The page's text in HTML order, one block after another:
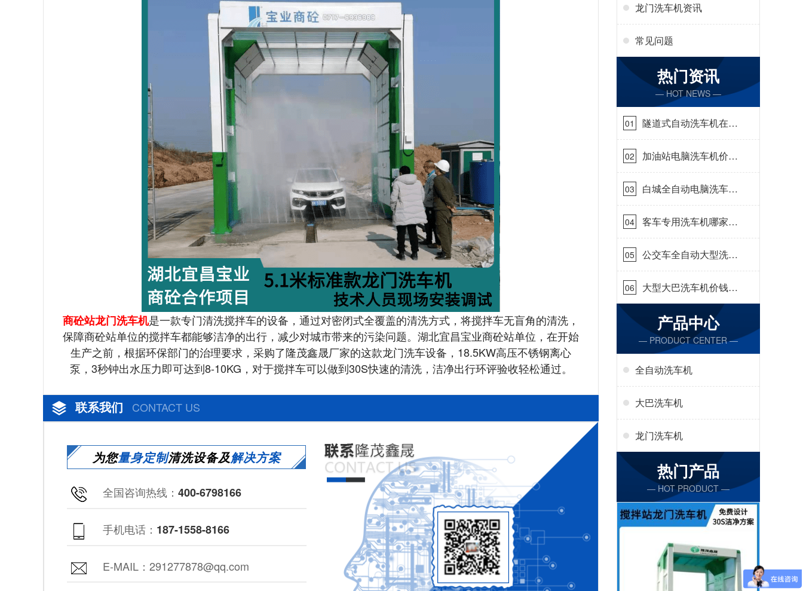
商砼站龙门洗车机是一款专门清洗搅拌车的设备，通过对密闭式全覆盖的清洗方式，将搅拌车无盲角的清洗，
保障商砼站单位的搅拌车都能够洁净的出行，减少对城市带来的污染问题。湖北宜昌宝业商砼站单位，在开始
生产之前，根据环保部门的治理要求，采购了隆茂鑫晟厂家的这款龙门洗车设备，18.5KW高压不锈钢离心
泵，3秒钟出水压力即可达到8-10KG，对于搅拌车可以做到30S快速的清洗，洁净出行环评验收轻松通过。
联系我们 CONTACT US
为您量身定制清洗设备及解决方案
全国咨询热线： 400-6798166
手机电话： 187-1558-8166
E-MAIL：291277878@qq.com
龙门洗车机资讯
常见问题
热门资讯
— HOT NEWS —
01
隧道式自动洗车机在哪
里购买[隆茂鑫晟]
02
加油站电脑洗车机价格
怎么样[隆茂鑫晟]
03
白城全自动电脑洗车
机-ADV防冻冬季正常
使用[隆茂鑫晟]
04
客车专用洗车机哪家的
好[隆茂鑫晟]
05
公交车全自动大型洗车
机什么价钱[隆茂鑫晟]
06
大型大巴洗车机价钱怎
么样[隆茂鑫晟]
产品中心
— PRODUCT CENTER —
全自动洗车机
大巴洗车机
龙门洗车机
热门产品
— HOT PRODUCT —